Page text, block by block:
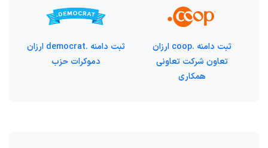
ثبت دامنه .coop ارزان
تعاون شرکت تعاونی
همکاری
ثبت دامنه .democrat ارزان
دموکرات حزب